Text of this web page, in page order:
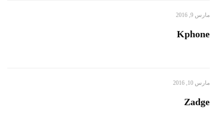
مارس 9, 2016
Kphone
مارس 10, 2016
Zadge